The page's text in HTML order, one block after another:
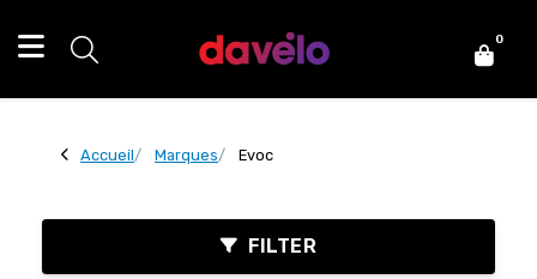
0
Accueil Marques Evoc
FILTER